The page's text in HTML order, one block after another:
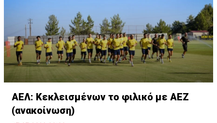
ΑΕΛ: Κεκλεισμένων το φιλικό με ΑΕΖ
(ανακοίνωση)